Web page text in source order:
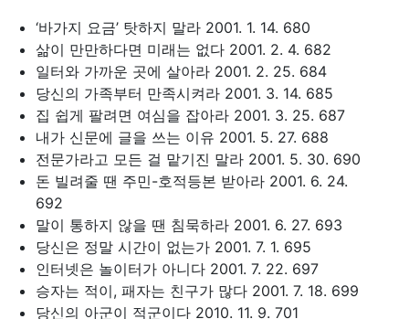
‘바가지 요금’ 탓하지 말라 2001. 1. 14. 680
삶이 만만하다면 미래는 없다 2001. 2. 4. 682
일터와 가까운 곳에 살아라 2001. 2. 25. 684
당신의 가족부터 만족시켜라 2001. 3. 14. 685
집 쉽게 팔려면 여심을 잡아라 2001. 3. 25. 687
내가 신문에 글을 쓰는 이유 2001. 5. 27. 688
전문가라고 모든 걸 맡기진 말라 2001. 5. 30. 690
돈 빌려줄 땐 주민-호적등본 받아라 2001. 6. 24.
692
말이 통하지 않을 땐 침묵하라 2001. 6. 27. 693
당신은 정말 시간이 없는가 2001. 7. 1. 695
인터넷은 놀이터가 아니다 2001. 7. 22. 697
승자는 적이, 패자는 친구가 많다 2001. 7. 18. 699
당신의 아군이 적군이다 2010. 11. 9. 701